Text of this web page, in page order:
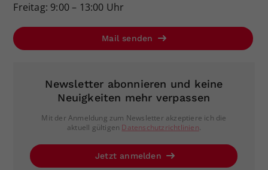
Freitag: 9:00 – 13:00 Uhr
Mail senden
Newsletter abonnieren und keine
Neuigkeiten mehr verpassen
Mit der Anmeldung zum Newsletter akzeptiere ich die
aktuell gültigen Datenschutzrichtlinien.
Jetzt anmelden